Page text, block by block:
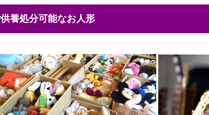
ご供養処分可能なお人形